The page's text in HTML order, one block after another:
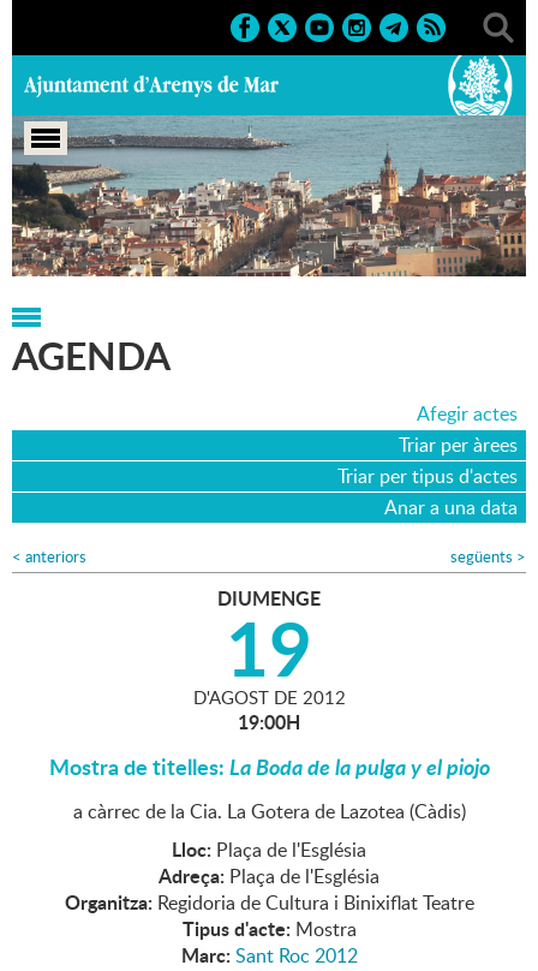
Portada > Agenda > 19-08-2012
AGENDA
Afegir actes
Triar per àrees
Triar per tipus d'actes
Anar a una data
< anteriors següents >
DIUMENGE
19
D'AGOST DE 2012
19:00H
Mostra de titelles:La Boda de la pulga y el piojo
a càrrec de la Cia. La Gotera de Lazotea (Càdis)
Lloc: Plaça de l'Església
Adreça: Plaça de l'Església
Organitza: Regidoria de Cultura i Binixiflat Teatre
Tipus d'acte: Mostra
Marc: Sant Roc 2012